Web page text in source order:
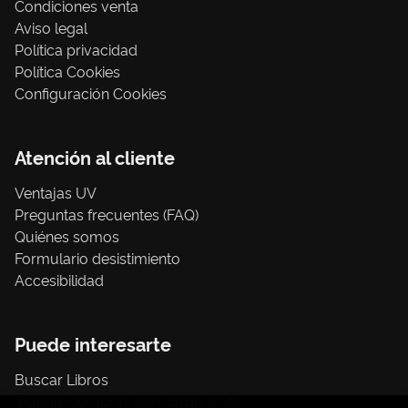
Condiciones venta
Aviso legal
Política privacidad
Política Cookies
Configuración Cookies
Atención al cliente
Ventajas UV
Preguntas frecuentes (FAQ)
Quiénes somos
Formulario desistimiento
Accesibilidad
Puede interesarte
Buscar Libros